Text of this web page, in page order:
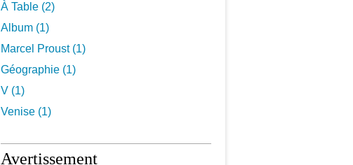
À Table (2)
Album (1)
Marcel Proust (1)
Géographie (1)
V (1)
Venise (1)
Avertissement